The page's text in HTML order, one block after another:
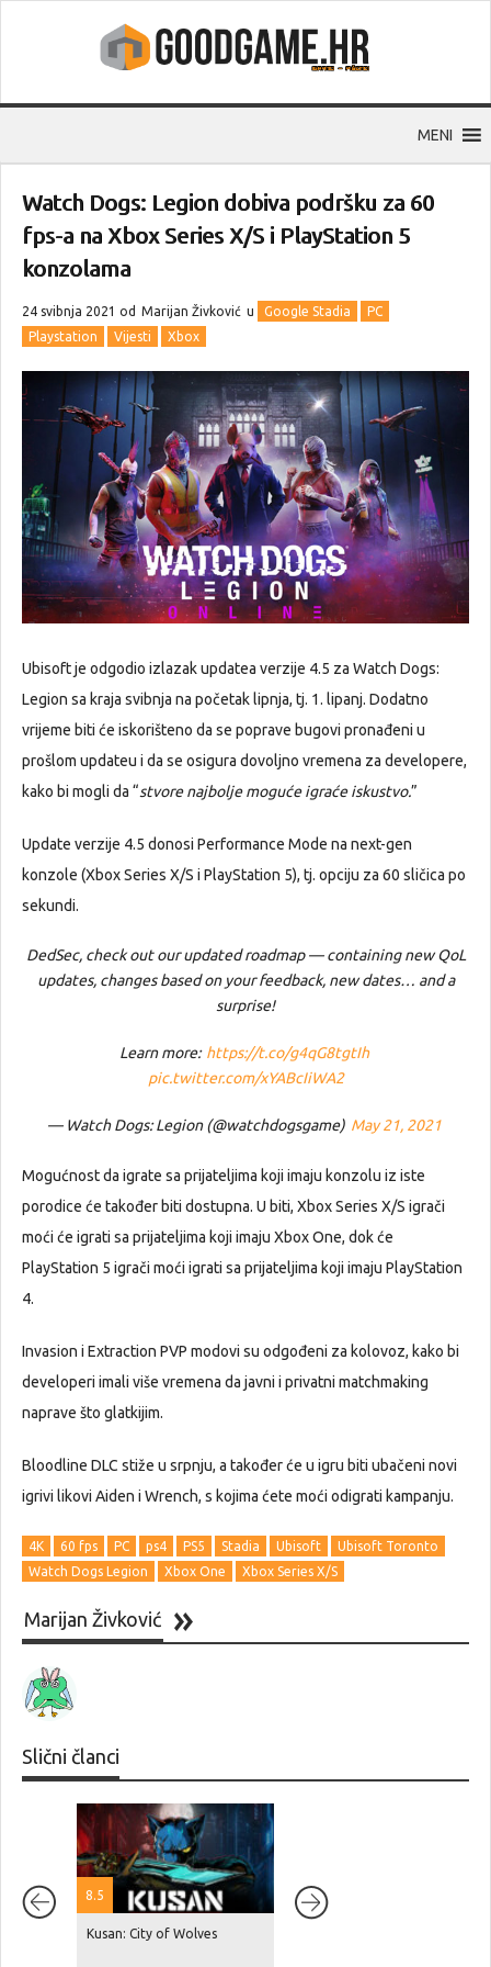
MENI
Watch Dogs: Legion dobiva podršku za 60
fps-a na Xbox Series X/S i PlayStation 5
konzolama
24 svibnja 2021 od Marijan Živković u Google Stadia
PC
Playstation
Vijesti Xbox
Ubisoft je odgodio izlazak updatea verzije 4.5 za Watch Dogs:
Legion sa kraja svibnja na početak lipnja, tj. 1. lipanj. Dodatno
vrijeme biti će iskorišteno da se poprave bugovi pronađeni u
prošlom updateu i da se osigura dovoljno vremena za developere,
kako bi mogli da “stvore najbolje moguće igraće iskustvo.”
Update verzije 4.5 donosi Performance Mode na next-gen
konzole (Xbox Series X/S i PlayStation 5), tj. opciju za 60 sličica po
sekundi.
DedSec, check out our updated roadmap — containing new QoL
updates, changes based on your feedback, new dates… and a
surprise!
Learn more: https://t.co/g4qG8tgtIh
pic.twitter.com/xYABcIiWA2
— Watch Dogs: Legion (@watchdogsgame) May 21, 2021
Mogućnost da igrate sa prijateljima koji imaju konzolu iz iste
porodice će također biti dostupna. U biti, Xbox Series X/S igrači
moći će igrati sa prijateljima koji imaju Xbox One, dok će
PlayStation 5 igrači moći igrati sa prijateljima koji imaju PlayStation
4.
Invasion i Extraction PVP modovi su odgođeni za kolovoz, kako bi
developeri imali više vremena da javni i privatni matchmaking
naprave što glatkijim.
Bloodline DLC stiže u srpnju, a također će u igru biti ubačeni novi
igrivi likovi Aiden i Wrench, s kojima ćete moći odigrati kampanju.
4K 60 fps PC ps4 PS5 Stadia Ubisoft
Ubisoft Toronto
Watch Dogs Legion
Xbox One Xbox Series X/S
Marijan Živković
Slični članci
8.5
Kusan: City of Wolves